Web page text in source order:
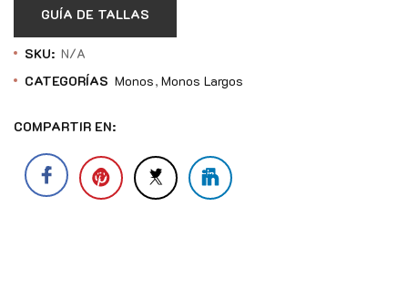
GUÍA DE TALLAS
SKU: N/A
CATEGORÍAS Monos Monos Largos
COMPARTIR EN: